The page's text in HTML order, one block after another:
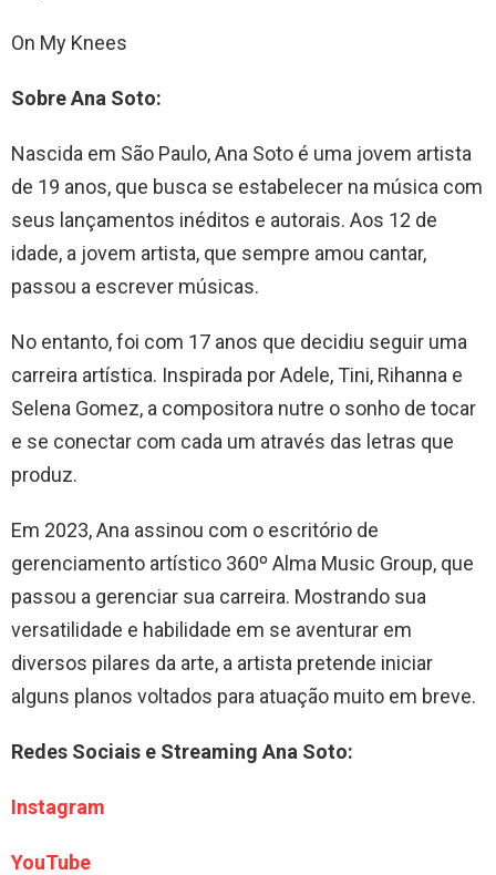
On My Knees
Sobre Ana Soto:
Nascida em São Paulo, Ana Soto é uma jovem artista
de 19 anos, que busca se estabelecer na música com
seus lançamentos inéditos e autorais. Aos 12 de
idade, a jovem artista, que sempre amou cantar,
passou a escrever músicas.
No entanto, foi com 17 anos que decidiu seguir uma
carreira artística. Inspirada por Adele, Tini, Rihanna e
Selena Gomez, a compositora nutre o sonho de tocar
e se conectar com cada um através das letras que
produz.
Em 2023, Ana assinou com o escritório de
gerenciamento artístico 360º Alma Music Group, que
passou a gerenciar sua carreira. Mostrando sua
versatilidade e habilidade em se aventurar em
diversos pilares da arte, a artista pretende iniciar
alguns planos voltados para atuação muito em breve.
Redes Sociais e Streaming Ana Soto:
Instagram
YouTube